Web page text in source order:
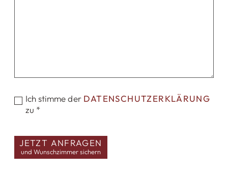
Ich stimme der DATENSCHUTZERKLÄRUNG
zu *
JETZT ANFRAGEN
und Wunschzimmer sichern